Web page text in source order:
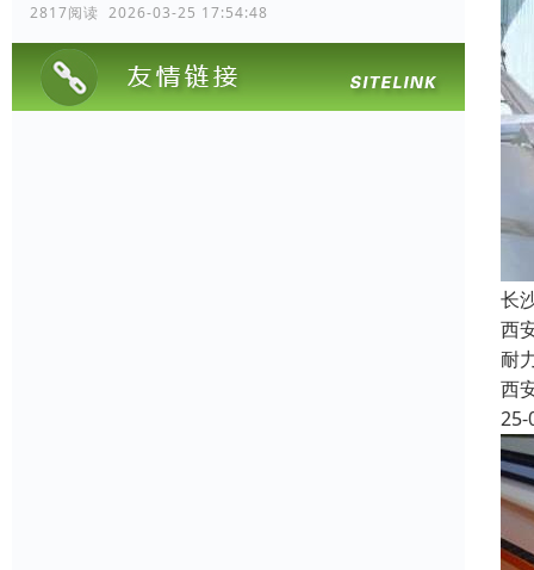
2817阅读 2026-03-25 17:54:48
长
西
耐
西
25-